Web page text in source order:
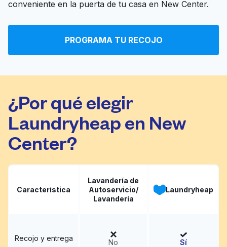
conveniente en la puerta de tu casa en New Center.
PROGRAMA TU RECOJO
¿Por qué elegir
Laundryheap en New
Center?
Característica
Lavandería de
Autoservicio/
Lavandería
Laundryheap
Recojo y entrega No Sí